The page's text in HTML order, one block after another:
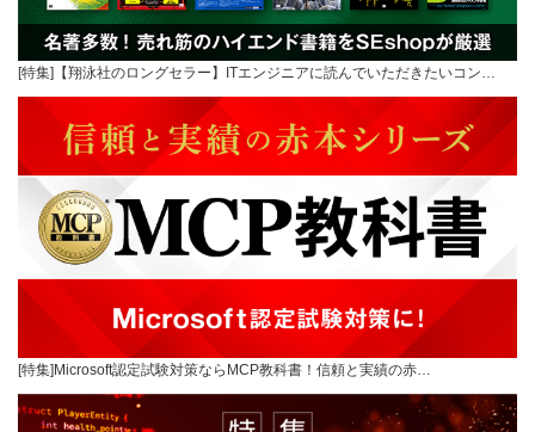
[特集]【翔泳社のロングセラー】ITエンジニアに読んでいただきたいコン…
[特集]Microsoft認定試験対策ならMCP教科書！信頼と実績の赤…